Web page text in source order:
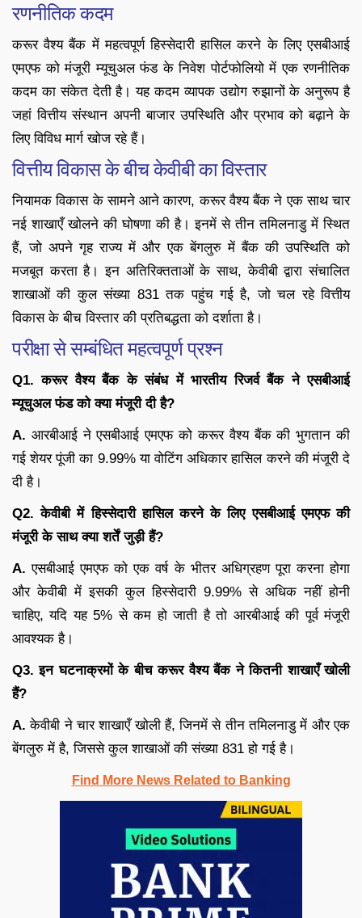
रणनीतिक कदम
करूर वैश्य बैंक में महत्वपूर्ण हिस्सेदारी हासिल करने के लिए एसबीआई
एमएफ को मंजूरी म्यूचुअल फंड के निवेश पोर्टफोलियो में एक रणनीतिक
कदम का संकेत देती है। यह कदम व्यापक उद्योग रुझानों के अनुरूप है
जहां वित्तीय संस्थान अपनी बाजार उपस्थिति और प्रभाव को बढ़ाने के
लिए विविध मार्ग खोज रहे हैं।
वित्तीय विकास के बीच केवीबी का विस्तार
नियामक विकास के सामने आने कारण, करूर वैश्य बैंक ने एक साथ चार
नई शाखाएँ खोलने की घोषणा की है। इनमें से तीन तमिलनाडु में स्थित
हैं, जो अपने गृह राज्य में और एक बेंगलुरु में बैंक की उपस्थिति को
मजबूत करता है। इन अतिरिक्तताओं के साथ, केवीबी द्वारा संचालित
शाखाओं की कुल संख्या 831 तक पहुंच गई है, जो चल रहे वित्तीय
विकास के बीच विस्तार की प्रतिबद्धता को दर्शाता है।
परीक्षा से सम्बंधित महत्वपूर्ण प्रश्न
Q1. करूर वैश्य बैंक के संबंध में भारतीय रिजर्व बैंक ने एसबीआई
म्यूचुअल फंड को क्या मंजूरी दी है?
A. आरबीआई ने एसबीआई एमएफ को करूर वैश्य बैंक की भुगतान की
गई शेयर पूंजी का 9.99% या वोटिंग अधिकार हासिल करने की मंजूरी दे
दी है।
Q2. केवीबी में हिस्सेदारी हासिल करने के लिए एसबीआई एमएफ की
मंजूरी के साथ क्या शर्तें जुड़ी हैं?
A. एसबीआई एमएफ को एक वर्ष के भीतर अधिग्रहण पूरा करना होगा
और केवीबी में इसकी कुल हिस्सेदारी 9.99% से अधिक नहीं होनी
चाहिए, यदि यह 5% से कम हो जाती है तो आरबीआई की पूर्व मंजूरी
आवश्यक है।
Q3. इन घटनाक्रमों के बीच करूर वैश्य बैंक ने कितनी शाखाएँ खोली
हैं?
A. केवीबी ने चार शाखाएँ खोली हैं, जिनमें से तीन तमिलनाडु में और एक
बेंगलुरु में है, जिससे कुल शाखाओं की संख्या 831 हो गई है।
Find More News Related to Banking